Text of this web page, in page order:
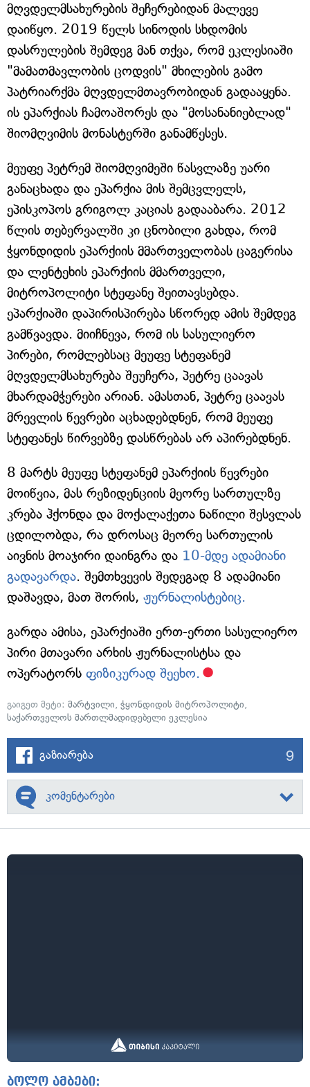
მღვდელმსახურების შეჩერებიდან მალევე
დაიწყო. 2019 წელს სინოდის სხდომის
დასრულების შემდეგ მან თქვა, რომ ეკლესიაში
"მამათმავლობის ცოდვის" მხილების გამო
პატრიარქმა მღვდელმთავრობიდან გადააყენა.
ის ეპარქიას ჩამოაშორეს და "მოსანანიებლად"
შიომღვიმის მონასტერში განამწესეს.
მეუფე პეტრემ შიომღვიმეში წასვლაზე უარი
განაცხადა და ეპარქია მის შემცვლელს,
ეპისკოპოს გრიგოლ კაციას გადააბარა. 2012
წლის თებერვალში კი ცნობილი გახდა, რომ
ჭყონდიდის ეპარქიის მმართველობას ცაგერისა
და ლენტეხის ეპარქიის მმართველი,
მიტროპოლიტი სტეფანე შეითავსებდა.
ეპარქიაში დაპირისპირება სწორედ ამის შემდეგ
გამწვავდა. მიიჩნევა, რომ ის სასულიერო
პირები, რომლებსაც მეუფე სტეფანემ
მღვდელმსახურება შეუჩერა, პეტრე ცაავას
მხარდამჭერები არიან. ამასთან, პეტრე ცაავას
მრევლის წევრები აცხადებდნენ, რომ მეუფე
სტეფანეს წირვებზე დასწრებას არ აპირებდნენ.
8 მარტს მეუფე სტეფანემ ეპარქიის წევრები
მოიწვია, მას რეზიდენციის მეორე სართულზე
კრება ჰქონდა და მოქალაქეთა ნაწილი შესვლას
ცდილობდა, რა დროსაც მეორე სართულის
აივნის მოაჯირი დაინგრა და 10-მდე ადამიანი
გადავარდა. შემთხვევის შედეგად 8 ადამიანი
დაშავდა, მათ შორის, ჟურნალისტებიც.
გარდა ამისა, ეპარქიაში ერთ-ერთი სასულიერო
პირი მთავარი არხის ჟურნალისტსა და
ოპერატორს ფიზიკურად შეეხო.
გაიგეთ მეტი: მარტვილი, ჭყონდიდის მიტროპოლიტი,
საქართველოს მართლმადიდებელი ეკლესია
გაზიარება 9
კომენტარები
ბოლო ამბები: